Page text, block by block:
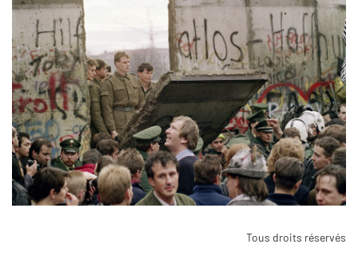
Tous droits réservés